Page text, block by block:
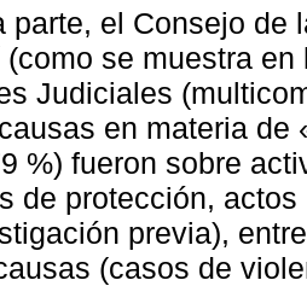
parte, el Consejo de
(como se muestra
Judiciales
en materia
%) fueron sobre
de protección,
previa),
(casos de